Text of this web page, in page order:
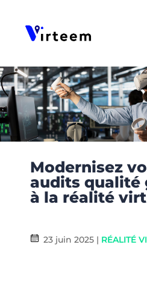
Modernisez
audits qualité
à la réalité
23 juin 2025 | RÉALITÉ